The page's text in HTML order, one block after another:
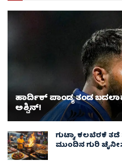
ಹಾರ್ದಿಕ್ ಪಾಂಡ್ಯ ತಂಡ
ಅಶ್ವಿನ್​!
ಗುಟ್ಕಾ, ಕಲಬೆರಕೆ
ಮುಂದಿನ ಗುರಿ